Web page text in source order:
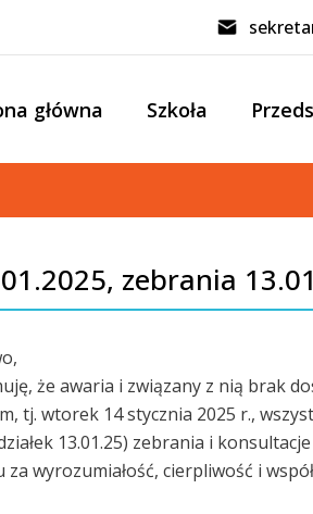
główna Szkoła
zebrania
że awaria i związany z nią brak
tj. wtorek 14 stycznia 2025 r.,
13.01.25) zebrania i
wyrozumiałość, cierpliwość i